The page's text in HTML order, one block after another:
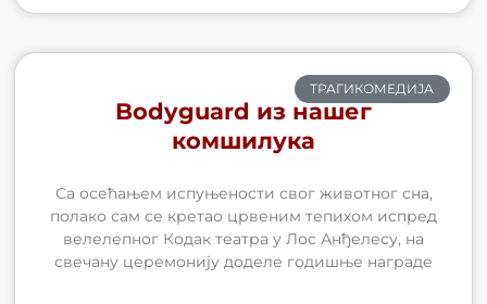
ТРАГИКОМЕДИЈА
Bodyguard из нашег
комшилука
Са осећањем испуњености свог животног сна,
полако сам се кретао црвеним тепихом испред
велелепног Кодак театра у Лос Анђелесу, на
свечану церемонију доделе годишње награде